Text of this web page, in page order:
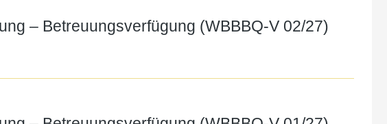
– Betreuungsverfügung (WBBBQ-V 02/27)